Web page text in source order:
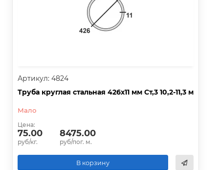
Артикул: 4824
Труба круглая стальная 426х11 мм Ст,3 10,2-11,3 м
Мало
Цена:
75.00
руб/кг.
8475.00
руб/пог. м.
В корзину